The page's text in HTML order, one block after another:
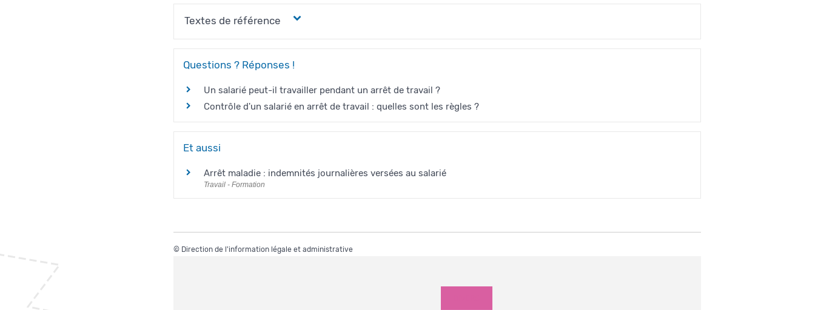
Textes de référence
Questions ? Réponses !
Un salarié peut-il travailler pendant un arrêt de travail ?
Contrôle d'un salarié en arrêt de travail : quelles sont les règles ?
Et aussi
Arrêt maladie : indemnités journalières versées au salarié
Travail - Formation
© Direction de l'information légale et administrative